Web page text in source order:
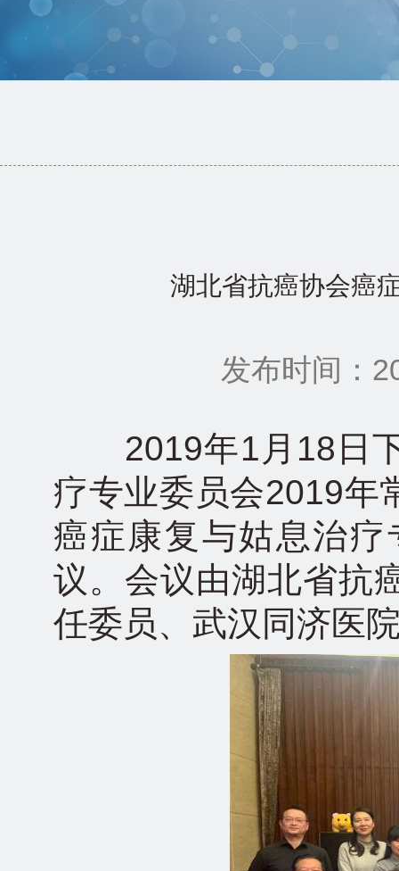
湖北省抗癌协会癌
发布时间：
2019年1月18日下
疗专业委员会2019年
癌症康复与姑息治
议。会议由湖北省抗
任委员、武汉同济医